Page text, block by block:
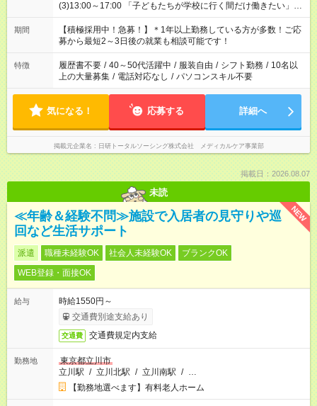
(3)13:00～17:00 「子どもたちが学校に行く間だけ働きたい」
「余裕を持って夕飯の準備がしたい」 「午前中は働いて、午後
はプライベートの時間にしたい」 など、ご希望を教えてくださ
いね。 ※Wワーク希望の方へ 今ご覧のお仕事で希望する勤務時
間と、もう1つのお仕事の勤務時間。 合計で週40時間を超える
場合は応募できません。
期間
【積極採用中！急募！】＊1年以上勤務している方が多数！ご応
募から最短2～3日後の就業も相談可能です！
特徴 履歴書不要 / 40～50代活躍中 / 服装自由 / シフト勤務 / 10名以
上の大量募集 / 電話対応なし / パソコンスキル不要
気になる！ 応募する 詳細へ
掲載元企業名 日研トータルソーシング株式会社 メディカルケア事業部
掲載日：2026.08.07
未読
NEW
≪年齢＆経験不問≫施設で入居者の見守りや巡
回など生活サポート
派遣 職種未経験OK 社会人未経験OK
ブランクOK
WEB登録・面接OK
給与
時給1550円～
交通費別途支給あり
交通費 交通費規定内支給
勤務地
東京都立川市
立川駅 / 立川北駅 / 立川南駅 / …
【勤務地選べます】有料老人ホーム